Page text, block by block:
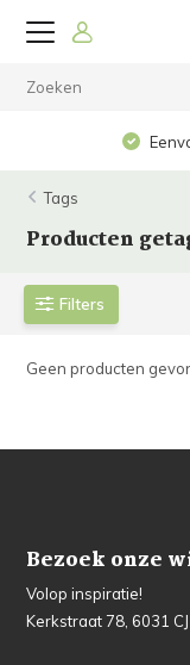
Tags
Producten
Filters
Geen producten
Bezoek onze
Volop inspiratie!
Kerkstraat 78, 6031